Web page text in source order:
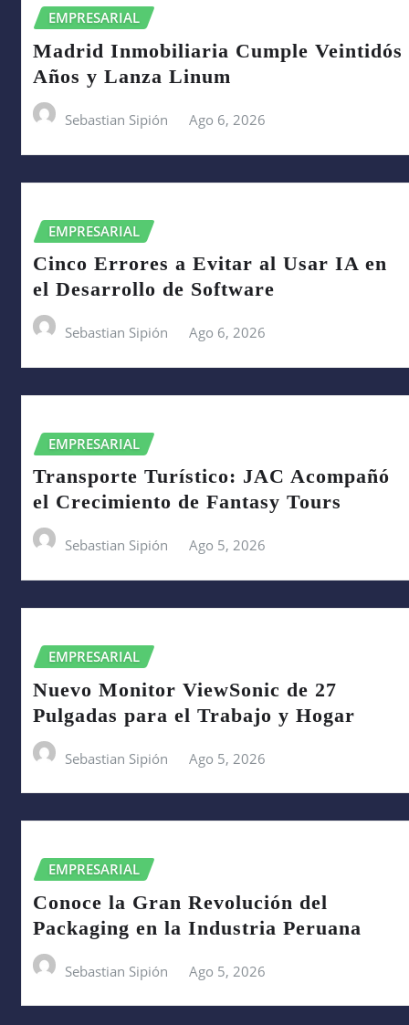
EMPRESARIAL
Madrid Inmobiliaria Cumple Veintidós
Años y Lanza Linum
Sebastian Sipión Ago 6, 2026
EMPRESARIAL
Cinco Errores a Evitar al Usar IA en
el Desarrollo de Software
Sebastian Sipión Ago 6, 2026
EMPRESARIAL
Transporte Turístico: JAC Acompañó
el Crecimiento de Fantasy Tours
Sebastian Sipión Ago 5, 2026
EMPRESARIAL
Nuevo Monitor ViewSonic de 27
Pulgadas para el Trabajo y Hogar
Sebastian Sipión Ago 5, 2026
EMPRESARIAL
Conoce la Gran Revolución del
Packaging en la Industria Peruana
Sebastian Sipión Ago 5, 2026